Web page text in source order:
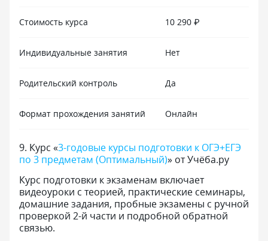
Стоимость курса 10 290 ₽
Индивидуальные занятия Нет
Родительский контроль Да
Формат прохождения занятий Онлайн
9. Курс «3-годовые курсы подготовки к ОГЭ+ЕГЭ
по 3 предметам (Оптимальный)» от Учёба.ру
Курс подготовки к экзаменам включает
видеоуроки с теорией, практические семинары,
домашние задания, пробные экзамены с ручной
проверкой 2-й части и подробной обратной
связью.